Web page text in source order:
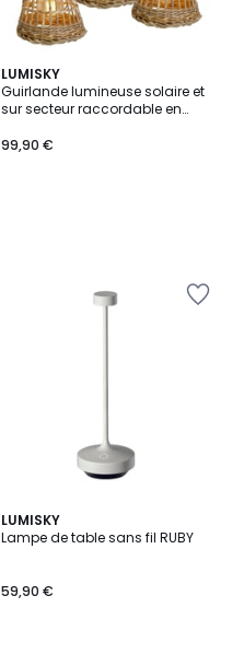
LUMISKY
Guirlande lumineuse solaire et
sur secteur raccordable en
transparentes LED blanc chaud
99,90 €
LUMISKY
Lampe de table sans fil RUBY
59,90 €